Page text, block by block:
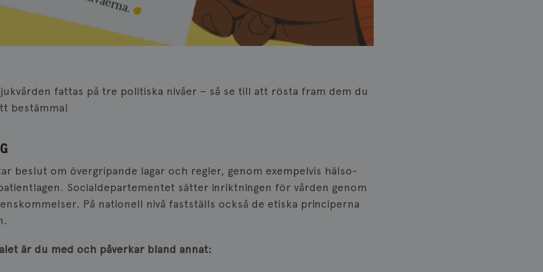
fattas på tre politiska nivåer – så se till att rösta fram dem du
bestämma!
beslut om övergripande lagar och regler, genom exempelvis hälso-
Socialdepartementet sätter inriktningen för vården genom
På nationell nivå fastställs också de etiska principerna
är du med och påverkar bland annat: